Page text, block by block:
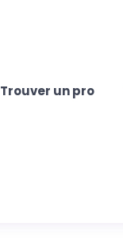
Trouver un pro